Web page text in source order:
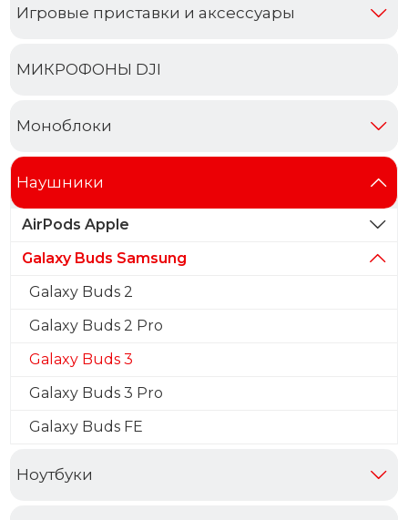
Игровые приставки и аксессуары
МИКРОФОНЫ DJI
Моноблоки
Наушники
AirPods Apple
Galaxy Buds Samsung
Galaxy Buds 2
Galaxy Buds 2 Pro
Galaxy Buds 3
Galaxy Buds 3 Pro
Galaxy Buds FE
Ноутбуки